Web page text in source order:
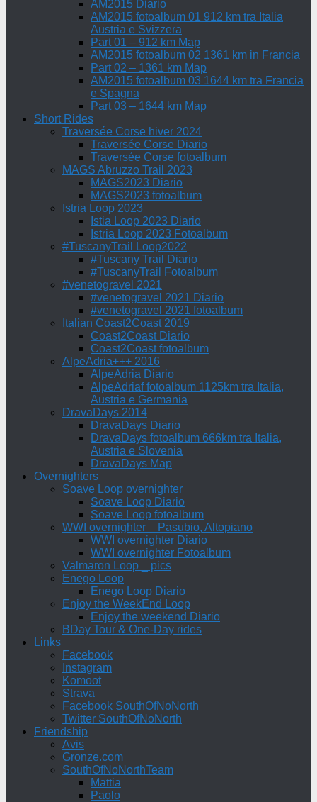
AM2015 Diario
AM2015 fotoalbum 01 912 km tra Italia
Austria e Svizzera
Part 01 – 912 km Map
AM2015 fotoalbum 02 1361 km in Francia
Part 02 – 1361 km Map
AM2015 fotoalbum 03 1644 km tra Francia
e Spagna
Part 03 – 1644 km Map
Short Rides
Traversée Corse hiver 2024
Traversée Corse Diario
Traversée Corse fotoalbum
MAGS Abruzzo Trail 2023
MAGS2023 Diario
MAGS2023 fotoalbum
Istria Loop 2023
Istia Loop 2023 Diario
Istria Loop 2023 Fotoalbum
#TuscanyTrail Loop2022
#Tuscany Trail Diario
#TuscanyTrail Fotoalbum
#venetogravel 2021
#venetogravel 2021 Diario
#venetogravel 2021 fotoalbum
Italian Coast2Coast 2019
Coast2Coast Diario
Coast2Coast fotoalbum
AlpeAdria+++ 2016
AlpeAdria Diario
AlpeAdriaf fotoalbum 1125km tra Italia,
Austria e Germania
DravaDays 2014
DravaDays Diario
DravaDays fotoalbum 666km tra Italia,
Austria e Slovenia
DravaDays Map
Overnighters
Soave Loop overnighter
Soave Loop Diario
Soave Loop fotoalbum
WWI overnighter _ Pasubio, Altopiano
WWI overnighter Diario
WWI overnighter Fotoalbum
Valmaron Loop _ pics
Enego Loop
Enego Loop Diario
Enjoy the WeekEnd Loop
Enjoy the weekend Diario
BDay Tour & One-Day rides
Links
Facebook
Instagram
Komoot
Strava
Facebook SouthOfNoNorth
Twitter SouthOfNoNorth
Friendship
Avis
Gronze.com
SouthOfNoNorthTeam
Mattia
Paolo